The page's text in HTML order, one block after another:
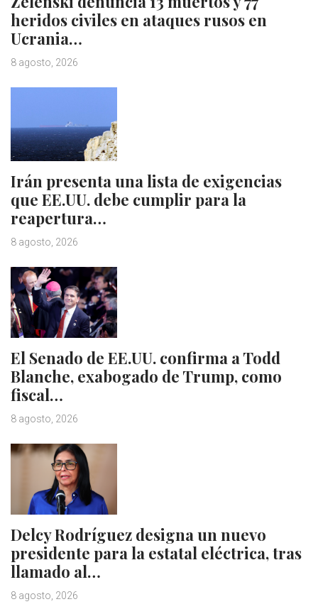
heridos civiles en ataques rusos en
Ucrania…
8 agosto, 2026
Irán presenta una lista de exigencias
que EE.UU. debe cumplir para la
reapertura…
8 agosto, 2026
El Senado de EE.UU. confirma a Todd
Blanche, exabogado de Trump, como
fiscal…
8 agosto, 2026
Delcy Rodríguez designa un nuevo
presidente para la estatal eléctrica, tras
llamado al…
8 agosto, 2026